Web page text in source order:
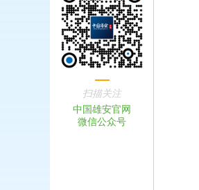
扫描关注
中国雄安官网
微信公众号